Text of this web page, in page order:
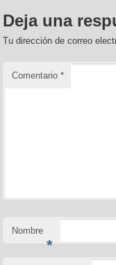
Deja una
Tu dirección de correo
Comentario*
Nombre
*